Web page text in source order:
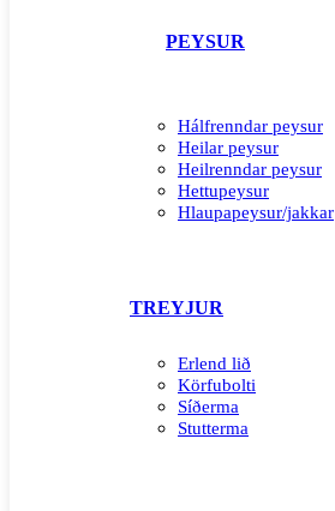
PEYSUR
Hálfrenndar peysur
Heilar peysur
Heilrenndar peysur
Hettupeysur
Hlaupapeysur/jakkar
TREYJUR
Erlend lið
Körfubolti
Síðerma
Stutterma